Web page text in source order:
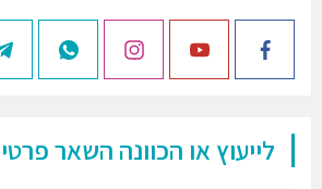
לייעוץ או הכוונה השאר